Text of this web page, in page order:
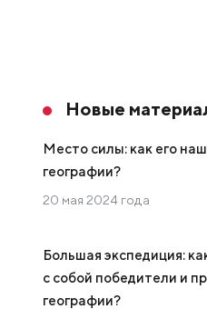
Новые
Место силы: как его
географии?
20 мая 2024 года
Большая экспедиция:
с собой победители и
географии?